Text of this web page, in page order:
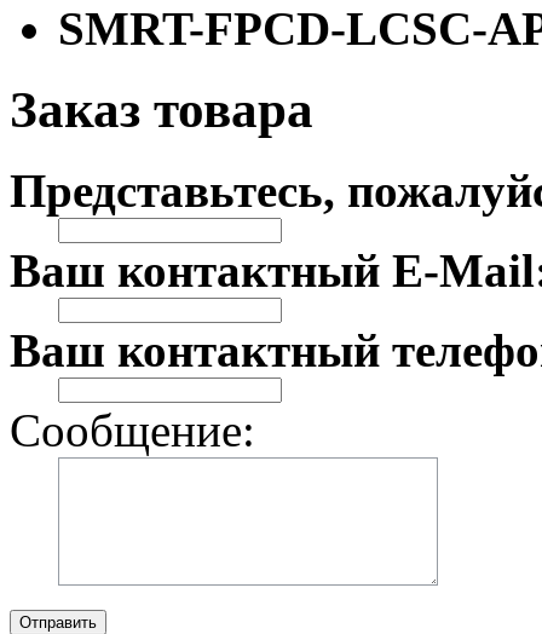
SMRT-FPCD-LCSC-
Заказ товара
Представьтесь,
Ваш контактный E-
Ваш контактный
Сообщение:
Отправить